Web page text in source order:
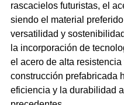
rascacielos futuristas, el
siendo el material
versatilidad y
la incorporación de
el acero de alta resistencia
construcción prefabricada
eficiencia y la durabilidad